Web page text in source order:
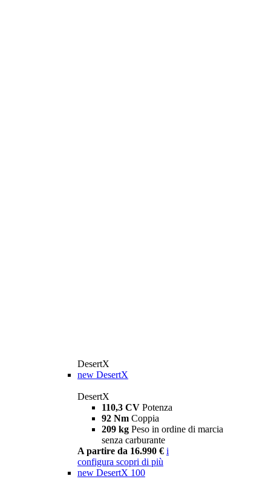
DesertX
new DesertX
DesertX
110,3 CV Potenza
92 Nm Coppia
209 kg Peso in ordine di marcia
senza carburante
A partire da 16.990 € i
configura scopri di più
new DesertX 100